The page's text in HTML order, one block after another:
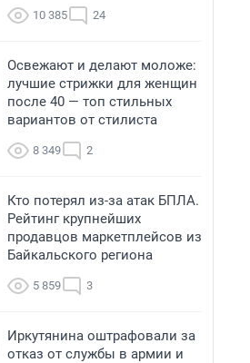
10 385 24
Освежают и делают моложе:
лучшие стрижки для женщин
после 40 — топ стильных
вариантов от стилиста
8 349 2
Кто потерял из-за атак БПЛА.
Рейтинг крупнейших
продавцов маркетплейсов из
Байкальского региона
5 859 3
Иркутянина оштрафовали за
отказ от службы в армии и